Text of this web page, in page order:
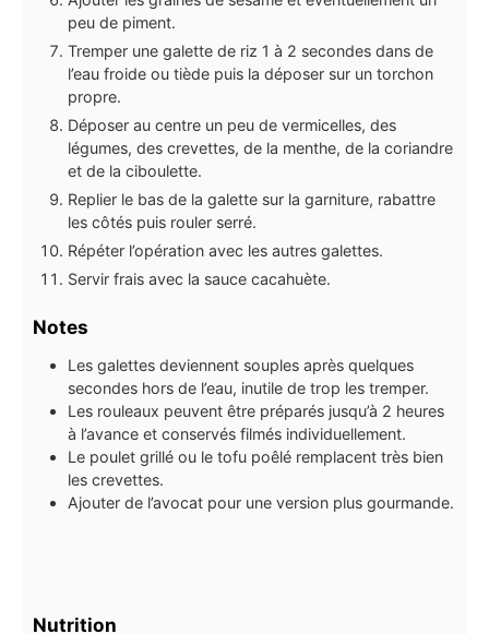
peu de piment.
Tremper une galette de riz 1 à 2 secondes dans de
l’eau froide ou tiède puis la déposer sur un torchon
propre.
Déposer au centre un peu de vermicelles, des
légumes, des crevettes, de la menthe, de la coriandre
et de la ciboulette.
Replier le bas de la galette sur la garniture, rabattre
les côtés puis rouler serré.
Répéter l’opération avec les autres galettes.
Servir frais avec la sauce cacahuète.
Notes
Les galettes deviennent souples après quelques
secondes hors de l’eau, inutile de trop les tremper.
Les rouleaux peuvent être préparés jusqu’à 2 heures
à l’avance et conservés filmés individuellement.
Le poulet grillé ou le tofu poêlé remplacent très bien
les crevettes.
Ajouter de l’avocat pour une version plus gourmande.
Nutrition